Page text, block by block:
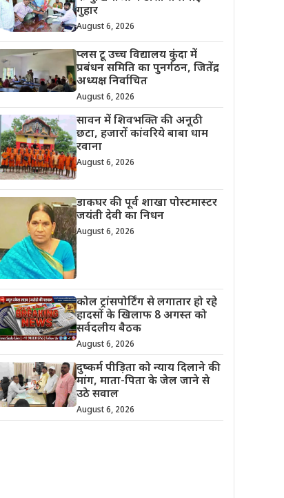
गुहार
August 6, 2026
प्लस टू उच्च विद्यालय कुंदा में
प्रबंधन समिति का पुनर्गठन, जितेंद्र
अध्यक्ष निर्वाचित
August 6, 2026
सावन में शिवभक्ति की अनूठी
छटा, हजारों कांवरिये बाबा धाम
रवाना
August 6, 2026
डाकघर की पूर्व शाखा पोस्टमास्टर
जयंती देवी का निधन
August 6, 2026
कोल ट्रांसपोर्टिंग से लगातार हो रहे
हादसों के खिलाफ 8 अगस्त को
सर्वदलीय बैठक
August 6, 2026
दुष्कर्म पीड़िता को न्याय दिलाने की
मांग, माता-पिता के जेल जाने से
उठे सवाल
August 6, 2026